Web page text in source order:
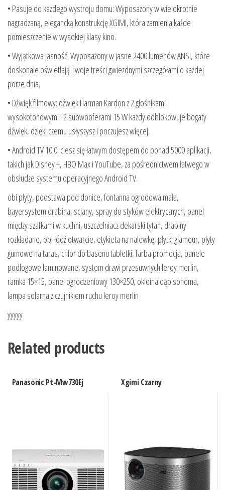
• Pasuje do każdego wystroju domu: Wyposażony w wielokrotnie
nagradzaną, elegancką konstrukcję XGIMI, która zamienia każde
pomieszczenie w wysokiej klasy kino.
• Wyjątkowa jasność: Wyposażony w jasne 2400 lumenów ANSI, które
doskonale oświetlają Twoje treści gwiezdnymi szczegółami o każdej
porze dnia.
• Dźwięk filmowy: dźwięk Harman Kardon z 2 głośnikami
wysokotonowymi i 2 subwooferami 15 W każdy odblokowuje bogaty
dźwięk, dzięki czemu usłyszysz i poczujesz więcej.
• Android TV 10.0: ciesz się łatwym dostępem do ponad 5000 aplikacji,
takich jak Disney +, HBO Max i YouTube, za pośrednictwem łatwego w
obsłudze systemu operacyjnego Android TV.
obi płyty, podstawa pod donice, fontanna ogrodowa mała,
bayersystem drabina, sciany, spray do styków elektrycznych, panel
między szafkami w kuchni, uszczelniacz dekarski tytan, drabiny
rozkładane, obi łódź otwarcie, etykieta na nalewkę, płytki glamour, płyty
gumowe na taras, chlor do basenu tabletki, farba promocja, panele
podlogowe laminowane, system drzwi przesuwnych leroy merlin,
ramka 15×15, panel ogrodzeniowy 130×250, okleina dąb sonoma,
lampa solarna z czujnikiem ruchu leroy merlin
yyyyy
Related products
Panasonic Pt-Mw730Ej Xgimi Czarny